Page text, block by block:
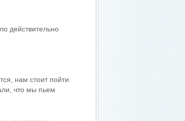
действительно
нам стоит пойти
что мы пьем